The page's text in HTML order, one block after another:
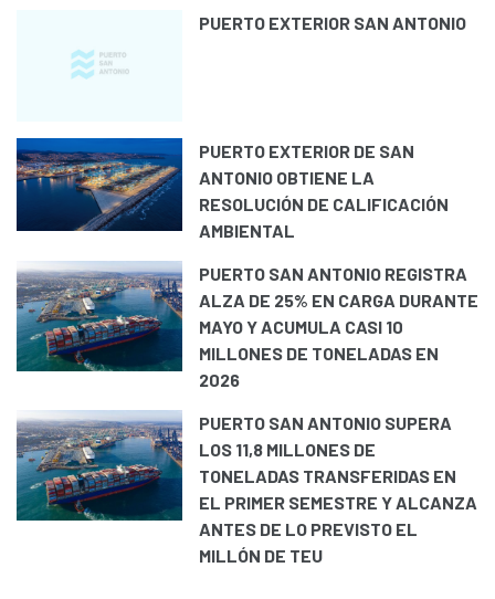
PUERTO EXTERIOR SAN ANTONIO
PUERTO EXTERIOR DE SAN
ANTONIO OBTIENE LA
RESOLUCIÓN DE CALIFICACIÓN
AMBIENTAL
PUERTO SAN ANTONIO REGISTRA
ALZA DE 25% EN CARGA DURANTE
MAYO Y ACUMULA CASI 10
MILLONES DE TONELADAS EN
2026
PUERTO SAN ANTONIO SUPERA
LOS 11,8 MILLONES DE
TONELADAS TRANSFERIDAS EN
EL PRIMER SEMESTRE Y ALCANZA
ANTES DE LO PREVISTO EL
MILLÓN DE TEU